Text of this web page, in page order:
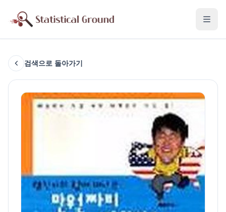
검색으로 돌아가기